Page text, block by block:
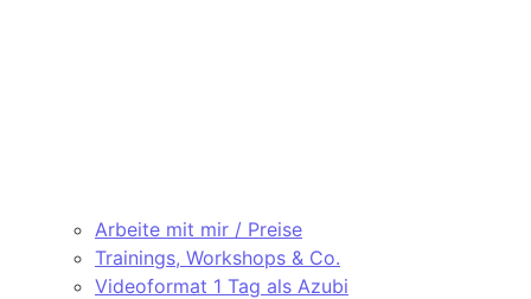
Arbeite mit mir / Preise
Trainings, Workshops & Co.
Videoformat 1 Tag als Azubi